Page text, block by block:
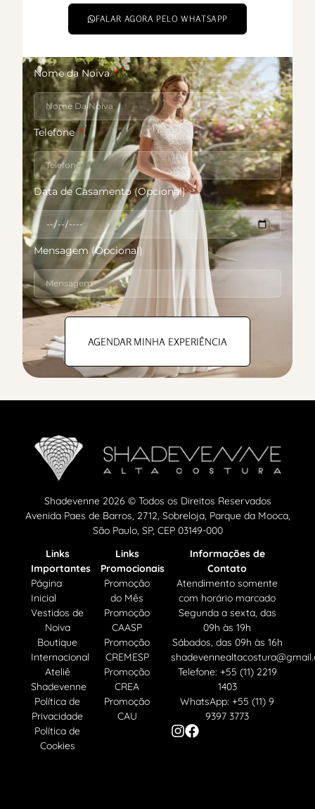
FALAR AGORA PELO WHATSAPP
Nome da Noiva
Telefone
Data de Casamento (Opcional)
Mensagem (Opcional)
AGENDAR MINHA EXPERIÊNCIA
Shadevenne 2026 © Todos os Direitos Reservados
Avenida Paes de Barros, 2712, Sobreloja, Parque da Mooca,
São Paulo, SP, CEP 03149-000
Links
Importantes
Página
Inicial
Vestidos de
Noiva
Boutique
Internacional
Ateliê
Shadevenne
Política de
Privacidade
Política de
Cookies
Links
Promocionais
Promoção
do Mês
Promoção
CAASP
Promoção
CREMESP
Promoção
CREA
Promoção
CAU
Informações de
Contato
Atendimento somente
com horário marcado
Segunda a sexta, das
09h às 19h
Sábados, das 09h às 16h
Telefone: +55 (11) 2219
1403
WhatsApp: +55 (11) 9
9397 3773